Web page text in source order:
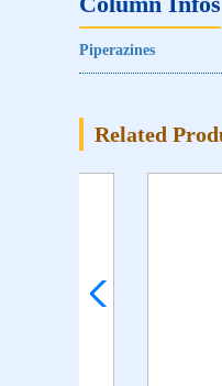
Piperazines
Related